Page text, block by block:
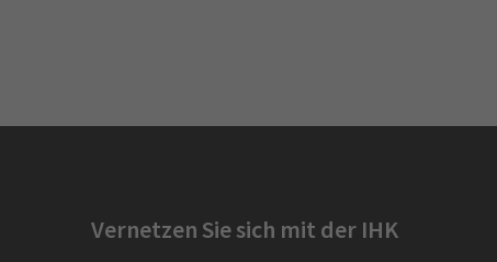
Vernetzen Sie sich mit der IHK